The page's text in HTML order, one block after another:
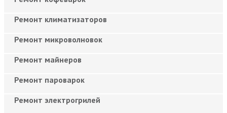
Ремонт климатизаторов
Ремонт микроволновок
Ремонт майнеров
Ремонт пароварок
Ремонт электрогрилей